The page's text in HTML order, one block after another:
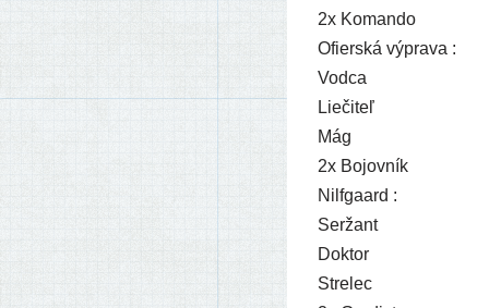
2x Komando
Ofierská výpra­va :
Vodca
Liečiteľ
Mág
2x Bojovník
Nilfgaard :
Seržant
Doktor
Strelec